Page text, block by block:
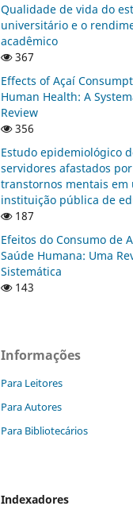
Qualidade de vida do
universitário e o
acadêmico
367
Effects of Açaí
Human Health: A
Review
356
Estudo epidemiológico
servidores afastados por
transtornos mentais em
instituição pública de
187
Efeitos do Consumo de
Saúde Humana: Uma
Sistemática
143
Informações
Para Leitores
Para Autores
Para Bibliotecários
Indexadores